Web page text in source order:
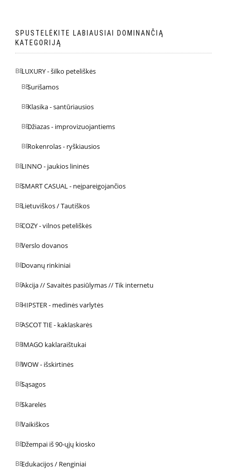
SPUSTELĖKITE LABIAUSIAI DOMINANČIĄ
KATEGORIJĄ
LUXURY - šilko peteliškės
Surišamos
Klasika - santūriausios
Džiazas - improvizuojantiems
Rokenrolas - ryškiausios
LINNO - jaukios lininės
SMART CASUAL - neįpareigojančios
Lietuviškos / Tautiškos
COZY - vilnos peteliškės
Verslo dovanos
Dovanų rinkiniai
Akcija // Savaitės pasiūlymas // Tik internetu
HIPSTER - medinės varlytės
ASCOT TIE - kaklaskarės
IMAGO kaklaraištukai
WOW - išskirtinės
Sąsagos
Skarelės
Vaikiškos
Džempai iš 90-ųjų kiosko
Edukacijos / Renginiai